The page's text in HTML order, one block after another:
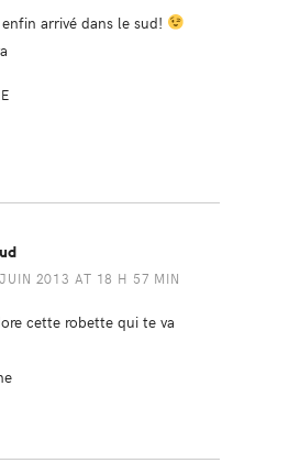
arrivé dans le sud!
2013 AT 18 H 57 MIN
cette robette qui te va